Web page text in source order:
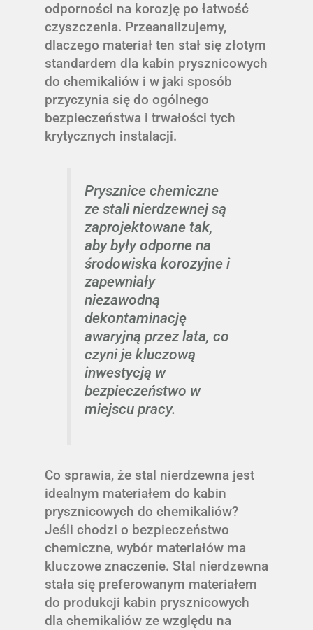
odporności na korozję po łatwość
czyszczenia. Przeanalizujemy,
dlaczego materiał ten stał się złotym
standardem dla kabin prysznicowych
do chemikaliów i w jaki sposób
przyczynia się do ogólnego
bezpieczeństwa i trwałości tych
krytycznych instalacji.
Prysznice chemiczne
ze stali nierdzewnej są
zaprojektowane tak,
aby były odporne na
środowiska korozyjne i
zapewniały
niezawodną
dekontaminację
awaryjną przez lata, co
czyni je kluczową
inwestycją w
bezpieczeństwo w
miejscu pracy.
Co sprawia, że stal nierdzewna jest
idealnym materiałem do kabin
prysznicowych do chemikaliów?
Jeśli chodzi o bezpieczeństwo
chemiczne, wybór materiałów ma
kluczowe znaczenie. Stal nierdzewna
stała się preferowanym materiałem
do produkcji kabin prysznicowych
dla chemikaliów ze względu na